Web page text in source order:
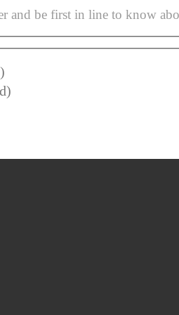
and be first in line to know